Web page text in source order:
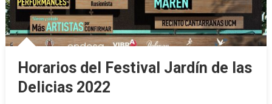
Horarios del Festival Jardín de las
Delicias 2022